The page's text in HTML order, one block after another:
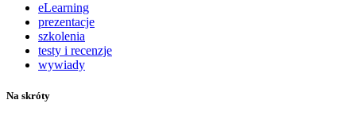
eLearning
prezentacje
szkolenia
testy i recenzje
wywiady
Na skróty